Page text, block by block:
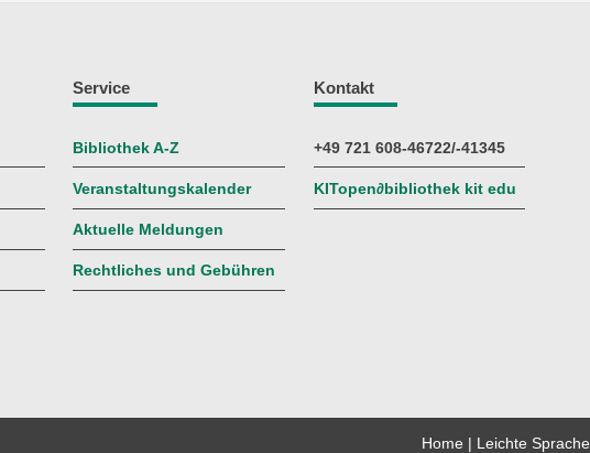
Service
Bibliothek A-Z
Veranstaltungskalender
Aktuelle Meldungen
Rechtliches und Gebühren
Kontakt
+49 721 608-46722/-41345
KITopen∂bibliothek kit edu
Home Leichte Sprache